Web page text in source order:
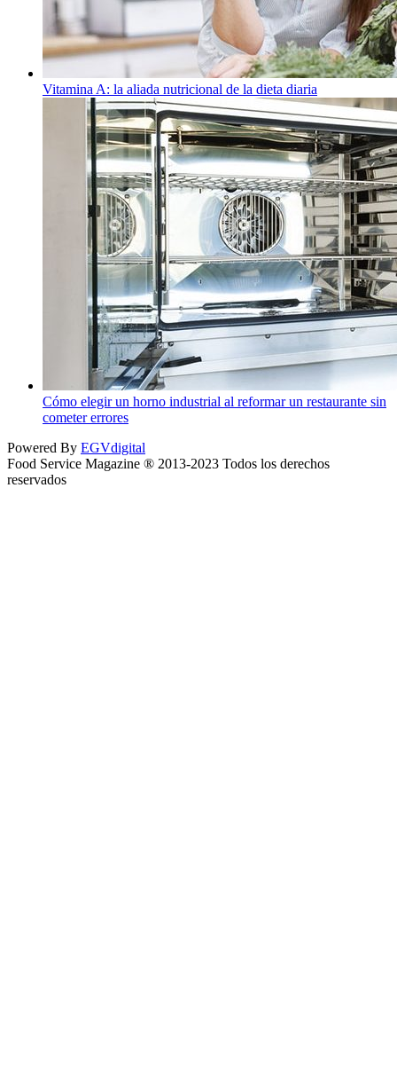
Vitamina A: la aliada nutricional de la dieta diaria
Cómo elegir un horno industrial al reformar un restaurante sin
cometer errores
Powered By EGVdigital
Food Service Magazine ® 2013-2023 Todos los derechos
reservados